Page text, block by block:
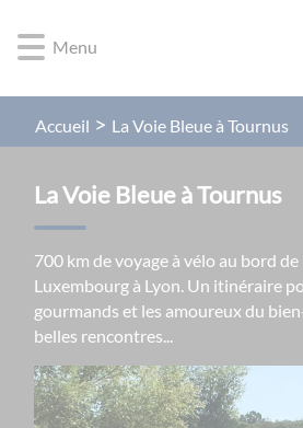
d'accès
rapide
d'accès
rapide
principal
d'accès
rapide
recherche
d'accès
rapide
Menu
Accueil La Voie Bleue à Tournus
La Voie Bleue à Tournus
700 km de voyage à vélo au bord de
Luxembourg à Lyon. Un itinéraire
gourmands et les amoureux du
belles rencontres...